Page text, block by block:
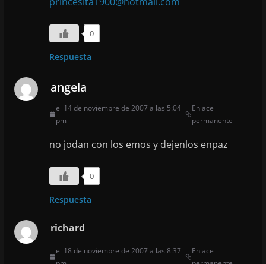
0
Respuesta
angela
el 14 de noviembre de 2007 a las 5:04
pm
Enlace
permanente
no jodan con los emos y dejenlos enpaz
0
Respuesta
richard
el 18 de noviembre de 2007 a las 8:37
Enlace